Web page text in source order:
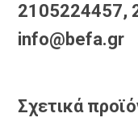
2105224457,
info@befa.gr
Σχετικά